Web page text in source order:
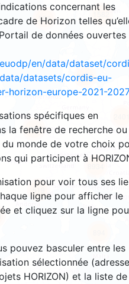
concernant les
de Horizon telles
de données ouvertes
en/data/dataset/
datasets/cordis-eu-
horizon-europe-2021-2027
spécifiques en
la fenêtre de recherche ou
monde de votre choix
qui participent à
pour voir tous ses
ligne pour afficher le
et cliquez sur la ligne
pouvez basculer entre les
sélectionnée
HORIZON) et la liste de
256
519
3516
18647
1582